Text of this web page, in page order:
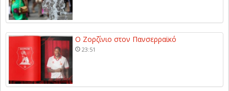
Ο Ζορζίνιο στον Πανσερραϊκό
23:51